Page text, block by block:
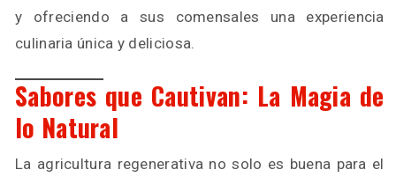
y ofreciendo a sus comensales una experiencia
culinaria única y deliciosa.
Sabores que Cautivan: La Magia de
lo Natural
La agricultura regenerativa no solo es buena para el